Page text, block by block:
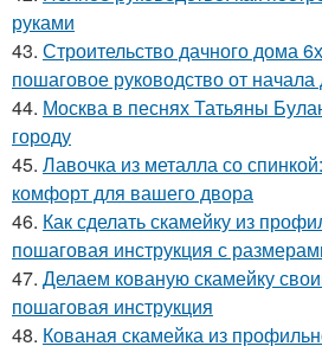
руками
43. Строительство дачного дома
пошаговое руководство от начала
44. Москва в песнях Татьяны
городу
45. Лавочка из металла со
комфорт для вашего двора
46. Как сделать скамейку из
пошаговая инструкция с
47. Делаем кованую скамейку
пошаговая инструкция
48. Кованая скамейка из